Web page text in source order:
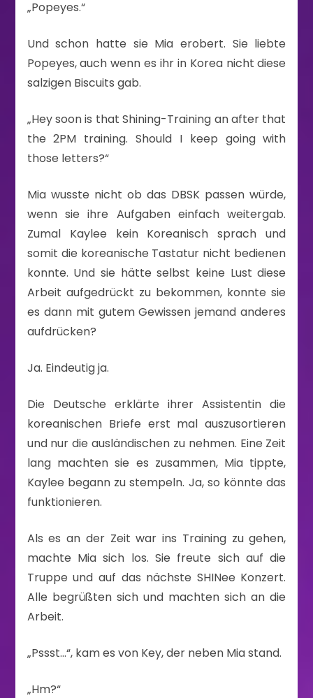
„Popeyes.“
Und schon hatte sie Mia erobert. Sie liebte
Popeyes, auch wenn es ihr in Korea nicht diese
salzigen Biscuits gab.
„Hey soon is that Shining-Training an after that
the 2PM training. Should I keep going with
those letters?“
Mia wusste nicht ob das DBSK passen würde,
wenn sie ihre Aufgaben einfach weitergab.
Zumal Kaylee kein Koreanisch sprach und
somit die koreanische Tastatur nicht bedienen
konnte. Und sie hätte selbst keine Lust diese
Arbeit aufgedrückt zu bekommen, konnte sie
es dann mit gutem Gewissen jemand anderes
aufdrücken?
Ja. Eindeutig ja.
Die Deutsche erklärte ihrer Assistentin die
koreanischen Briefe erst mal auszusortieren
und nur die ausländischen zu nehmen. Eine Zeit
lang machten sie es zusammen, Mia tippte,
Kaylee begann zu stempeln. Ja, so könnte das
funktionieren.
Als es an der Zeit war ins Training zu gehen,
machte Mia sich los. Sie freute sich auf die
Truppe und auf das nächste SHINee Konzert.
Alle begrüßten sich und machten sich an die
Arbeit.
„Pssst…“, kam es von Key, der neben Mia stand.
„Hm?“